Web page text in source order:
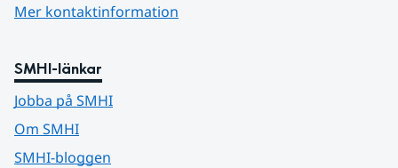
Mer kontaktinformation
SMHI-länkar
Jobba på SMHI
Om SMHI
SMHI-bloggen